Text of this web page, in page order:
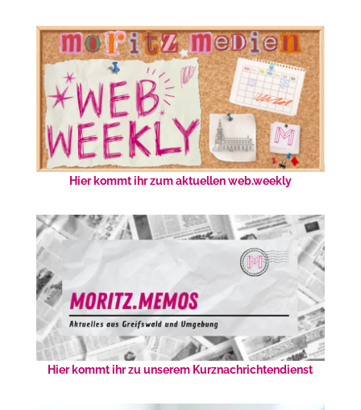
Hier kommt ihr zum aktuellen web.weekly
Hier kommt ihr zu unserem Kurznachrichtendienst